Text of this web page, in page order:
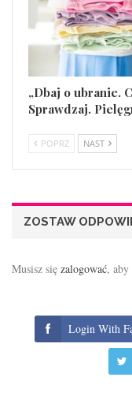
„Dbaj o ubranie.
Sprawdzaj.
POPRZ NAST
ZOSTAW
Musisz się zalogować, aby
Login With